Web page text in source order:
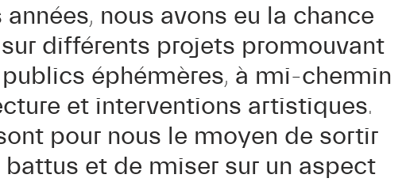
nous avons eu la chance
différents projets promouvant
publics éphémères, à mi-chemin
et interventions artistiques.
pour nous le moyen de sortir
battus et de miser sur un aspect